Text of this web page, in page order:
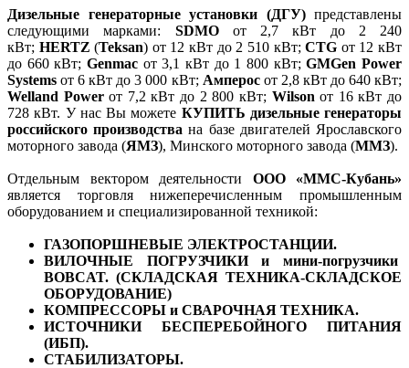
Дизельные генераторные установки (ДГУ)представлены
следующими марками: SDMOот 2,7 кВт до 2 240
кВт; HERTZ (Teksan) от 12 кВт до 2 510 кВт;CTG от 12 кВт
до 660 кВт; Genmac от 3,1 кВт до 1 800 кВт;GMGen Power
Systems от 6 кВт до 3 000 кВт; Амперосот 2,8 кВт до 640 кВт;
Welland Powerот 7,2 кВт до 2 800 кВт; Wilson от 16 кВт до
728 кВт. У нас Вы можете КУПИТЬ дизельные генераторы
российского производства на базе двигателей Ярославского
моторного завода (ЯМЗ), Минского моторного завода (ММЗ).
Отдельным вектором деятельности ООО «ММС-Кубань»
является торговля нижеперечисленным промышленным
оборудованием и специализированной техникой:
ГАЗОПОРШНЕВЫЕ ЭЛЕКТРОСТАНЦИИ.
ВИЛОЧНЫЕ ПОГРУЗЧИКИ и мини-погрузчики
BOBCAT. (СКЛАДСКАЯ ТЕХНИКА-СКЛАДСКОЕ
ОБОРУДОВАНИЕ)
КОМПРЕССОРЫ и СВАРОЧНАЯ ТЕХНИКА.
ИСТОЧНИКИ БЕСПЕРЕБОЙНОГО ПИТАНИЯ
(ИБП).
СТАБИЛИЗАТОРЫ.